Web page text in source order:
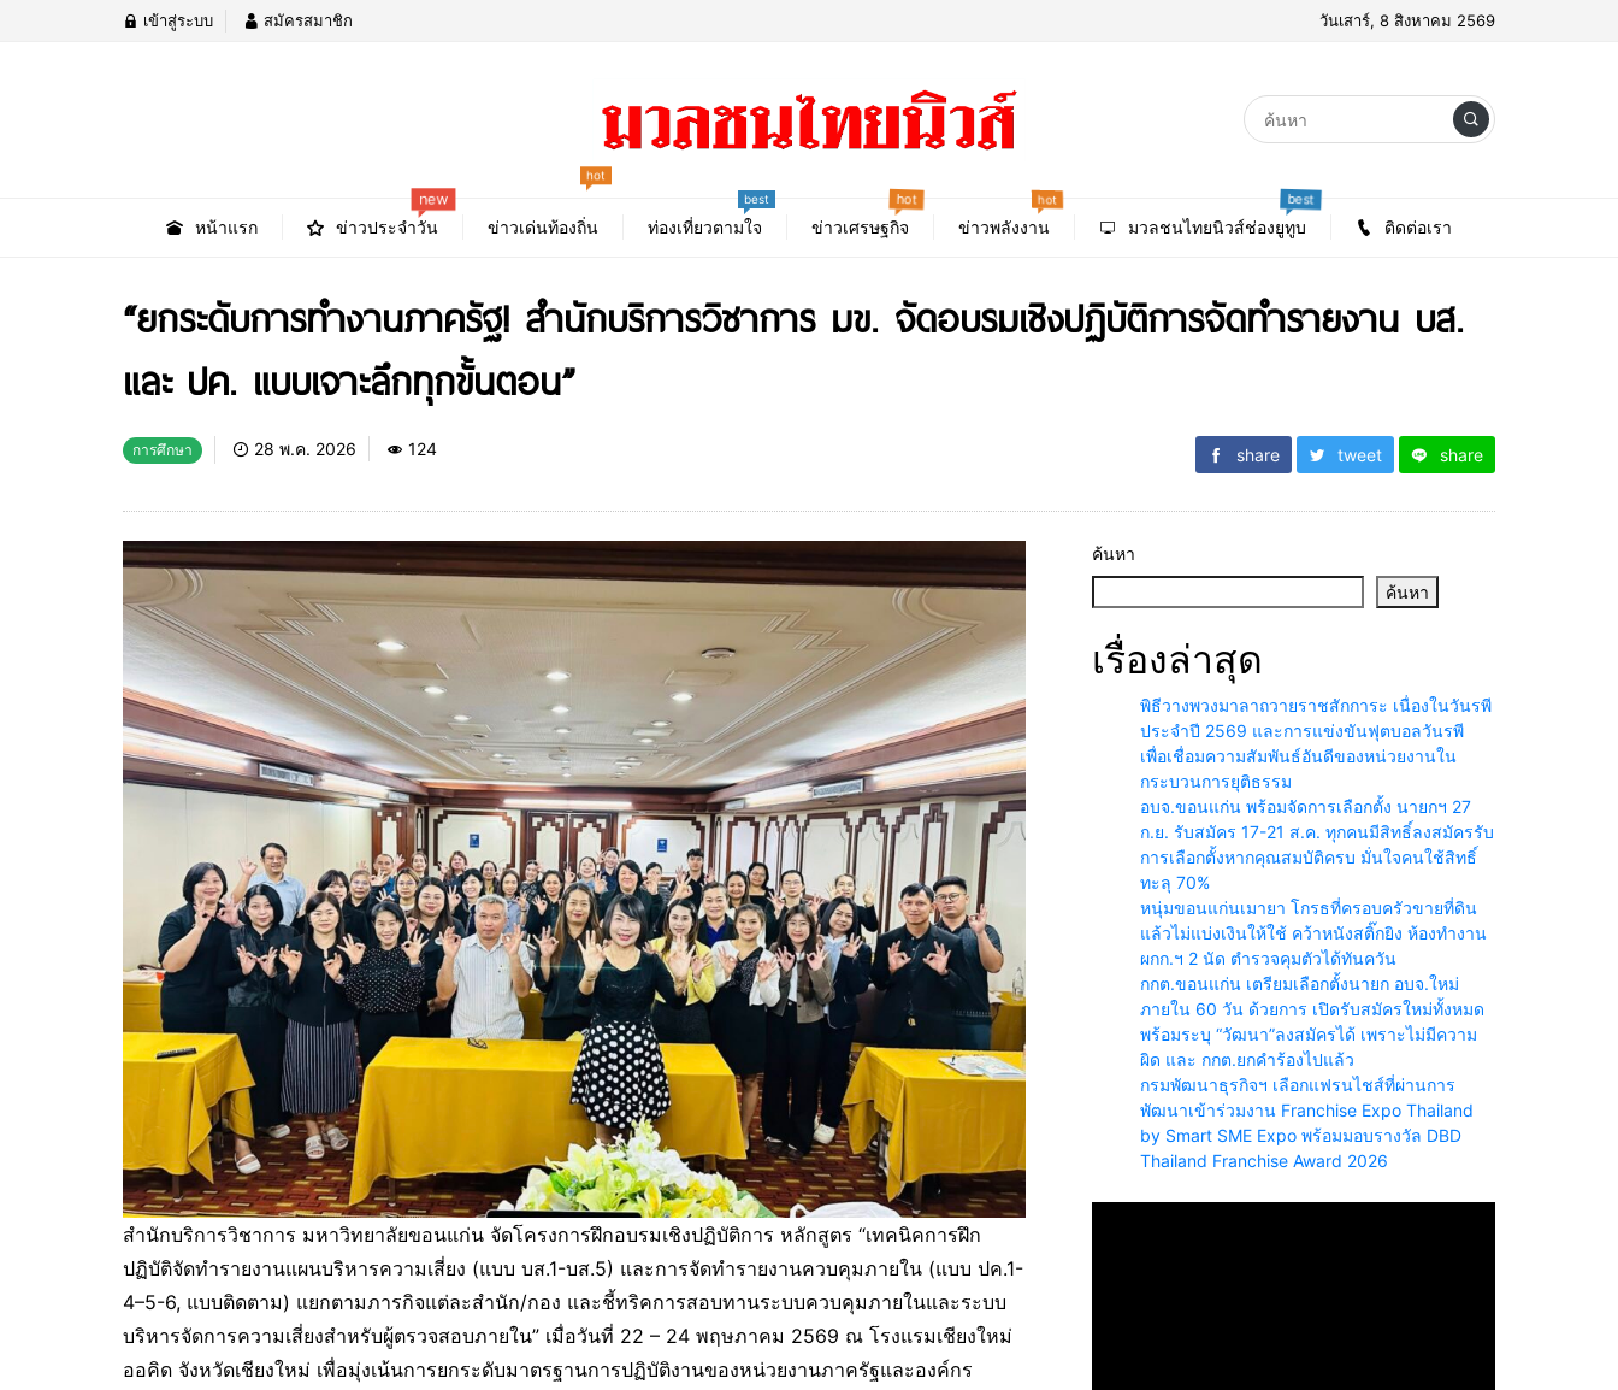
เข้าสู่ระบบ สมัครสมาชิก วันเสาร์, 8 สิงหาคม 2569
หน้าแรก ข่าวประจำวัน
new
ข่าวเด่นท้องถิ่น
hot
ท่องเที่ยวตามใจ
best
ข่าวเศรษฐกิจ
hot
ข่าวพลังงาน
hot
มวลชนไทยนิวส์ช่องยูทูบ
best
ติดต่อเรา
“ยกระดับการทำงานภาครัฐ! สำนักบริการวิชาการ มข. จัดอบรมเชิงปฏิบัติการจัดทำรายงาน บส.
และ ปค. แบบเจาะลึกทุกขั้นตอน”
การศึกษา 28 พ.ค. 2026 124 share tweet share
สำนักบริการวิชาการ มหาวิทยาลัยขอนแก่น จัดโครงการฝึกอบรมเชิงปฏิบัติการ หลักสูตร “เทคนิคการฝึก
ปฏิบัติจัดทำรายงานแผนบริหารความเสี่ยง (แบบ บส.1-บส.5) และการจัดทำรายงานควบคุมภายใน (แบบ ปค.1-
4–5-6, แบบติดตาม) แยกตามภารกิจแต่ละสำนัก/กอง และชี้ทริคการสอบทานระบบควบคุมภายในและระบบ
บริหารจัดการความเสี่ยงสำหรับผู้ตรวจสอบภายใน” เมื่อวันที่ 22 – 24 พฤษภาคม 2569 ณ โรงแรมเชียงใหม่
ออคิด จังหวัดเชียงใหม่ เพื่อมุ่งเน้นการยกระดับมาตรฐานการปฏิบัติงานของหน่วยงานภาครัฐและองค์กร
ค้นหา
ค้นหา
เรื่องล่าสุด
พิธีวางพวงมาลาถวายราชสักการะ เนื่องในวันรพี
ประจำปี 2569 และการแข่งขันฟุตบอลวันรพี
เพื่อเชื่อมความสัมพันธ์อันดีของหน่วยงานใน
กระบวนการยุติธรรม
อบจ.ขอนแก่น พร้อมจัดการเลือกตั้ง นายกฯ 27
ก.ย. รับสมัคร 17-21 ส.ค. ทุกคนมีสิทธิ์ลงสมัครรับ
การเลือกตั้งหากคุณสมบัติครบ มั่นใจคนใช้สิทธิ์
ทะลุ 70%
หนุ่มขอนแก่นเมายา โกรธที่ครอบครัวขายที่ดิน
แล้วไม่แบ่งเงินให้ใช้ คว้าหนังสติ๊กยิง ห้องทำงาน
ผกก.ฯ 2 นัด ตำรวจคุมตัวได้ทันควัน
กกต.ขอนแก่น เตรียมเลือกตั้งนายก อบจ.ใหม่
ภายใน 60 วัน ด้วยการ เปิดรับสมัครใหม่ทั้งหมด
พร้อมระบุ “วัฒนา”ลงสมัครได้ เพราะไม่มีความ
ผิด และ กกต.ยกคำร้องไปแล้ว
กรมพัฒนาธุรกิจฯ เลือกแฟรนไชส์ที่ผ่านการ
พัฒนาเข้าร่วมงาน Franchise Expo Thailand
by Smart SME Expo พร้อมมอบรางวัล DBD
Thailand Franchise Award 2026